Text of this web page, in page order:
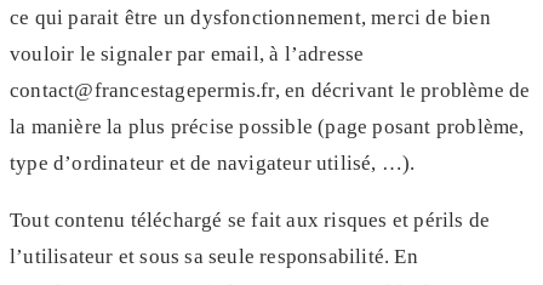
ce qui parait être un dysfonctionnement, merci de bien
vouloir le signaler par email, à l’adresse
contact@francestagepermis.fr, en décrivant le problème de
la manière la plus précise possible (page posant problème,
type d’ordinateur et de navigateur utilisé, …).
Tout contenu téléchargé se fait aux risques et périls de
l’utilisateur et sous sa seule responsabilité. En